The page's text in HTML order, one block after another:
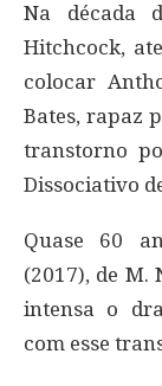
Na década
Hitchcock,
colocar
Bates, rapaz
transtorno
Dissociativo
Quase 60
(2017), de M.
intensa o
com esse